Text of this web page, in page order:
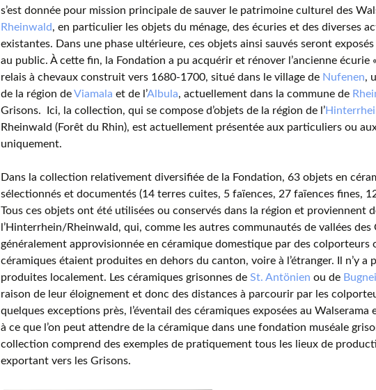
s’est donnée pour mission principale de sauver le patrimoine culturel des
Rheinwald, en particulier les objets du ménage, des écuries et des diverses
existantes. Dans une phase ultérieure, ces objets ainsi sauvés seront
au public. À cette fin, la Fondation a pu acquérir et rénover l’ancienne écurie
relais à chevaux construit vers 1680-1700, situé dans le village de Nufenen,
de la région deViamala et de l’Albula, actuellement dans la commune de
Grisons. Ici, la collection, qui se compose d’objets de la région de l’
Rheinwald (Forêt du Rhin), est actuellement présentée aux particuliers ou
uniquement.
Dans la collection relativement diversifiée de la Fondation, 63 objets en
sélectionnés et documentés (14 terres cuites, 5 faïences, 27 faïences fines,
Tous ces objets ont été utilisées ou conservés dans la région et proviennent
l’Hinterrhein/Rheinwald, qui, comme les autres communautés de vallées
généralement approvisionnée en céramique domestique par des colporteurs
céramiques étaient produites en dehors du canton, voire à l’étranger. Il n’y a
produites localement. Les céramiques grisonnes de St. Antönien ou de Bugnei
raison de leur éloignement et donc des distances à parcourir par les
quelques exceptions près, l’éventail des céramiques exposées au
à ce que l’on peut attendre de la céramique dans une fondation muséale
collection comprend des exemples de pratiquement tous les lieux de
exportant vers les Grisons.